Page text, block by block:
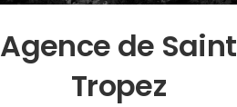
Agence de Saint
Tropez